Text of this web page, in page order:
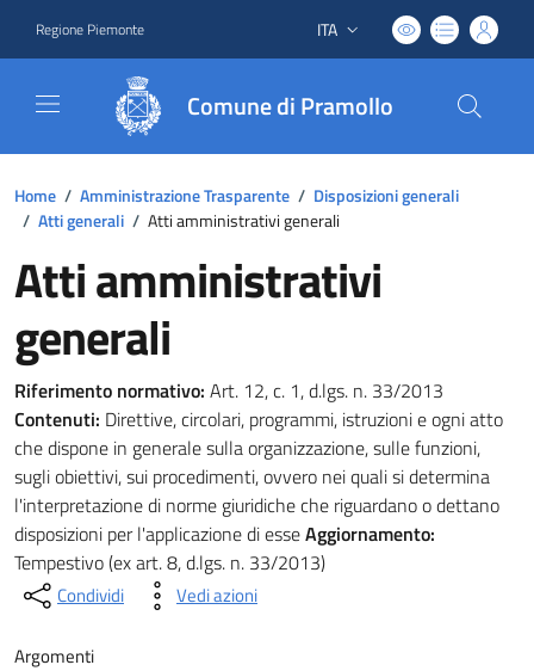
Regione Piemonte Lingua attiva:
ITA
Comune di Pramollo
Home / Amministrazione Trasparente / Disposizioni generali
/ Atti generali / Atti amministrativi generali
Atti amministrativi
generali
Riferimento normativo: Art. 12, c. 1, d.lgs. n. 33/2013
Contenuti: Direttive, circolari, programmi, istruzioni e ogni atto
che dispone in generale sulla organizzazione, sulle funzioni,
sugli obiettivi, sui procedimenti, ovvero nei quali si determina
l'interpretazione di norme giuridiche che riguardano o dettano
disposizioni per l'applicazione di esseAggiornamento:
Tempestivo (ex art. 8, d.lgs. n. 33/2013)
Condividi Vedi azioni
Argomenti